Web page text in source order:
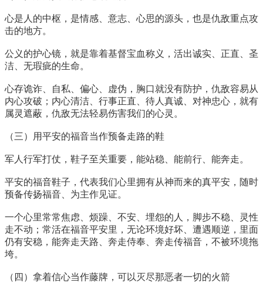
心是人的中枢，是情感、意志、心思的源头，也是仇敌重点攻
击的地方。
公义的护心镜，就是靠着基督宝血称义，活出诚实、正直、圣
洁、无瑕疵的生命。
心存诡诈、自私、偏心、虚伪，胸口就没有防护，仇敌容易从
内心攻破；内心清洁、行事正直、待人真诚、对神忠心，就有
属灵遮蔽，仇敌无法轻易伤害我们的心灵。
（三）用平安的福音当作预备走路的鞋
军人行军打仗，鞋子至关重要，能站稳、能前行、能奔走。
平安的福音鞋子，代表我们心里拥有从神而来的真平安，随时
预备传扬福音、为主作见证。
一个心里常常焦虑、烦躁、不安、埋怨的人，脚步不稳、灵性
走不动；常活在福音平安里，无论环境好坏、遭遇顺逆，里面
仍有安稳，能奔走天路、奔走侍奉、奔走传福音，不被环境拖
垮。
（四）拿着信心当作藤牌，可以灭尽那恶者一切的火箭